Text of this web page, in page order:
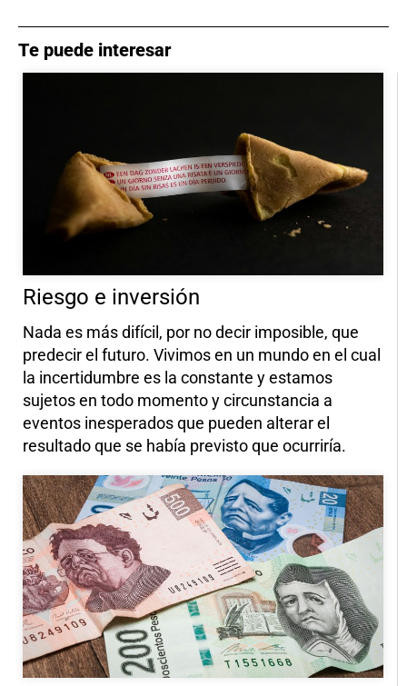
Te puede interesar
Riesgo e inversión
Nada es más difícil, por no decir imposible, que
predecir el futuro. Vivimos en un mundo en el cual
la incertidumbre es la constante y estamos
sujetos en todo momento y circunstancia a
eventos inesperados que pueden alterar el
resultado que se había previsto que ocurriría.